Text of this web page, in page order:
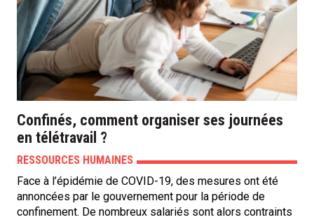
Confinés, comment organiser ses journées
en télétravail ?
RESSOURCES HUMAINES
Face à l’épidémie de COVID-19, des mesures ont été
annoncées par le gouvernement pour la période de
confinement. De nombreux salariés sont alors contraints